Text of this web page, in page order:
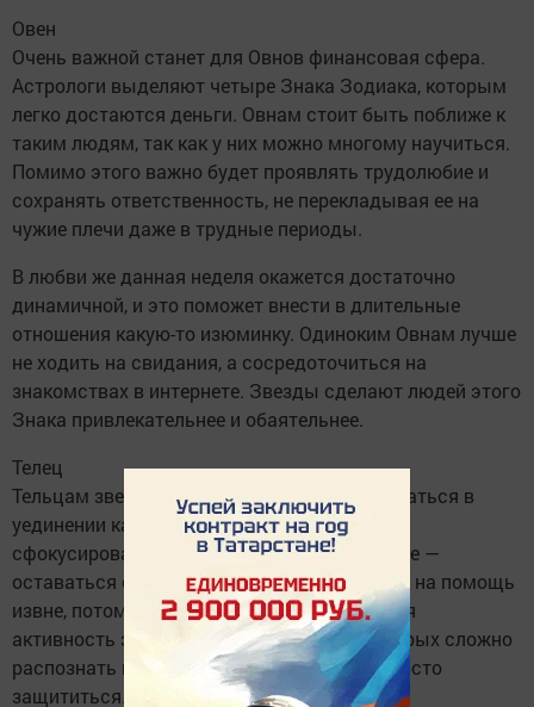
Овен
Очень важной станет для Овнов финансовая сфера.
Астрологи выделяют четыре Знака Зодиака, которым
легко достаются деньги. Овнам стоит быть поближе к
таким людям, так как у них можно многому научиться.
Помимо этого важно будет проявлять трудолюбие и
сохранять ответственность, не перекладывая ее на
чужие плечи даже в трудные периоды.
В любви же данная неделя окажется достаточно
динамичной, и это поможет внести в длительные
отношения какую-то изюминку. Одиноким Овнам лучше
не ходить на свидания, а сосредоточиться на
знакомствах в интернете. Звезды сделают людей этого
Знака привлекательнее и обаятельнее.
Телец
Тельцам звезды и планеты советуют оставаться в
уединении как можно дольше. Это поможет
сфокусироваться на делах и работе. Главное —
оставаться самостоятельными, не надеясь на помощь
извне, потому что на этой неделе ожидается
активность энергетических вампиров, которых сложно
распознать и от которых порой очень непросто
защититься.